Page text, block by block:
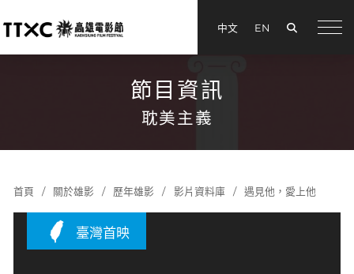
中文 EN
節目資訊
耽美主義
首頁 關於雄影 歷年雄影 影片資料庫 遇見他，愛上他
臺灣首映